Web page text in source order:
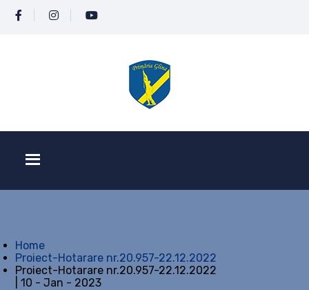
Home
Proiect-Hotarare nr.20.957-22.12.2022
Proiect-Hotarare nr.20.957-22.12.2022
| 10 - Jan - 2023